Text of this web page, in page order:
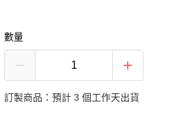
數量
訂製商品：預計 3 個工作天出貨